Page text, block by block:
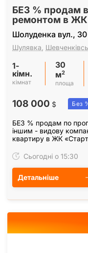
БЕЗ % продам
ремонтом в ЖК
Шолуденка вул., 30
Шулявка
1-
кімн.
кімнат
30
м2
площа
108 000 $ Без
БЕЗ % продам по
іншим - видову
квартиру в ЖК
Сьогодні о 15:30
Детальніше